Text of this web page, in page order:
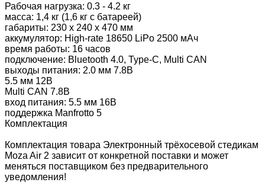
Рабочая нагрузка: 0.3 - 4.2 кг
масса: 1,4 кг (1,6 кг с батареей)
габариты: 230 х 240 х 470 мм
аккумулятор: High-rate 18650 LiPo 2500 мАч
время работы: 16 часов
подключение: Bluetooth 4.0, Type-C, Multi CAN
выходы питания: 2.0 мм 7.8В
5.5 мм 12В
Multi CAN 7.8В
вход питания: 5.5 мм 16В
поддержка Manfrotto 5
Комплектация
Комплектация товара Электронный трёхосевой стедикам
Moza Air 2 зависит от конкретной поставки и может
меняться поставщиком без предварительного
уведомления!